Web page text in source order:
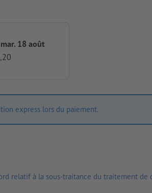
18 août
express lors du paiement.
relatif à la sous-traitance du traitement de